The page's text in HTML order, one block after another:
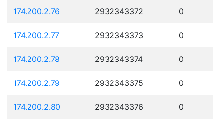
174.200.2.76 2932343372 0
174.200.2.77 2932343373 0
174.200.2.78 2932343374 0
174.200.2.79 2932343375 0
174.200.2.80 2932343376 0